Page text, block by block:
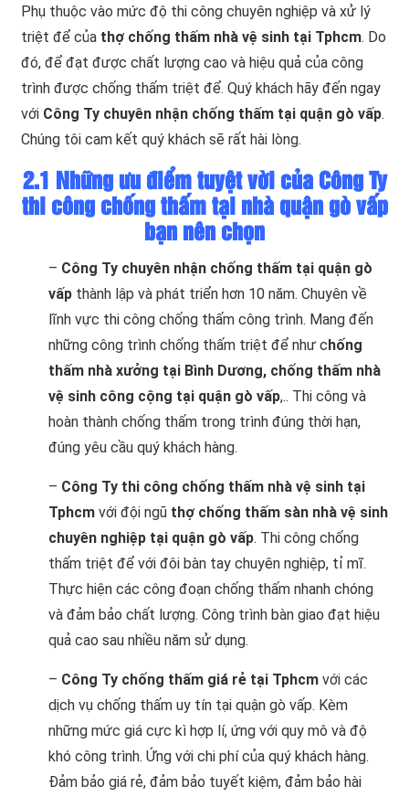
Phụ thuộc vào mức độ thi công chuyên nghiệp và xử lý
triệt để của thợ chống thấm nhà vệ sinh tại Tphcm. Do
đó, để đạt được chất lượng cao và hiệu quả của công
trình được chống thấm triệt để. Quý khách hãy đến ngay
với Công Ty chuyên nhận chống thấm tại quận gò vấp.
Chúng tôi cam kết quý khách sẽ rất hài lòng.
2.1 Những ưu điểm tuyệt vời của Công Ty
thi công chống thấm tại nhà quận gò vấp
bạn nên chọn
– Công Ty chuyên nhận chống thấm tại quận gò
vấp thành lập và phát triển hơn 10 năm. Chuyên về
lĩnh vực thi công chống thấm công trình. Mang đến
những công trình chống thấm triệt để như chống
thấm nhà xưởng tại Bình Dương, chống thấm nhà
vệ sinh công cộng tại quận gò vấp,.. Thi công và
hoàn thành chống thấm trong trình đúng thời hạn,
đúng yêu cầu quý khách hàng.
– Công Ty thi công chống thấm nhà vệ sinh tại
Tphcm với đội ngũ thợ chống thấm sàn nhà vệ sinh
chuyên nghiệp tại quận gò vấp. Thi công chống
thấm triệt để với đôi bàn tay chuyên nghiệp, tỉ mĩ.
Thực hiện các công đoạn chống thấm nhanh chóng
và đảm bảo chất lượng. Công trình bàn giao đạt hiệu
quả cao sau nhiều năm sử dụng.
– Công Ty chống thấm giá rẻ tại Tphcm với các
dịch vụ chống thấm uy tín tại quận gò vấp. Kèm
những mức giá cực kì hợp lí, ứng với quy mô và độ
khó công trình. Ứng với chi phí của quý khách hàng.
Đảm bảo giá rẻ, đảm bảo tuyết kiệm, đảm bảo hài